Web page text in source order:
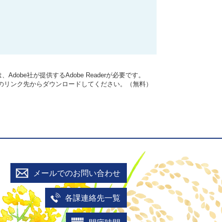
Adobe社が提供するAdobe Readerが必要です。
ンク先からダウンロードしてください。（無料）
メールでのお問い合わせ
各課連絡先一覧